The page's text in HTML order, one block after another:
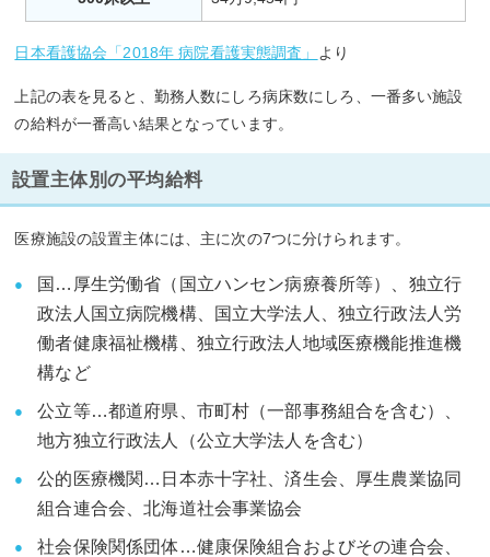
日本看護協会「2018年 病院看護実態調査」 より
上記の表を見ると、勤務人数にしろ病床数にしろ、一番多い施設
の給料が一番高い結果となっています。
設置主体別の平均給料
医療施設の設置主体には、主に次の7つに分けられます。
国…厚生労働省（国立ハンセン病療養所等）、独立行
政法人国立病院機構、国立大学法人、独立行政法人労
働者健康福祉機構、独立行政法人地域医療機能推進機
構など
公立等…都道府県、市町村（一部事務組合を含む）、
地方独立行政法人（公立大学法人を含む）
公的医療機関…日本赤十字社、済生会、厚生農業協同
組合連合会、北海道社会事業協会
社会保険関係団体…健康保険組合およびその連合会、